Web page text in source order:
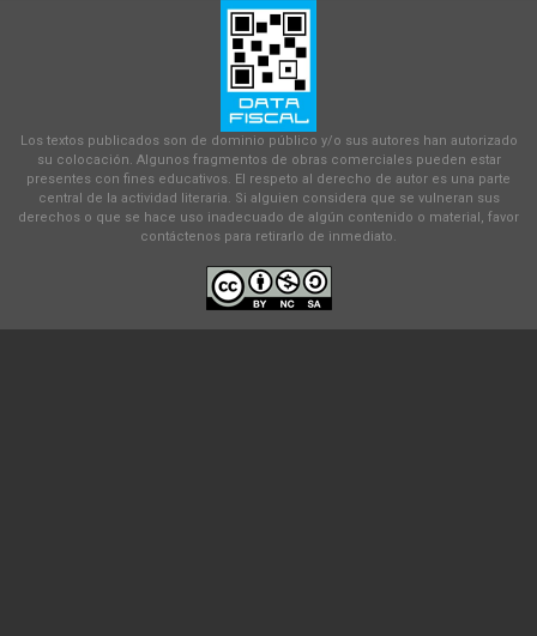
Los textos publicados son de dominio público y/o sus autores han autorizado
su colocación. Algunos fragmentos de obras comerciales pueden estar
presentes con fines educativos. El respeto al derecho de autor es una parte
central de la actividad literaria. Si alguien considera que se vulneran sus
derechos o que se hace uso inadecuado de algún contenido o material, favor
contáctenos para retirarlo de inmediato.